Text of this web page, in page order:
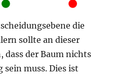
die
sollte an dieser
der Baum nichts
sein muss. Dies ist